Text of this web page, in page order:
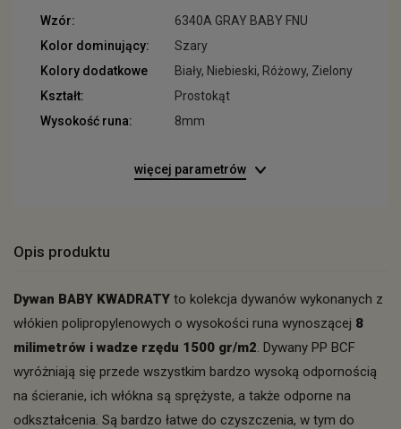
Wzór:
6340A GRAY BABY FNU
Kolor dominujący:
Szary
Kolory dodatkowe
Biały, Niebieski, Różowy, Zielony
Kształt:
Prostokąt
Wysokość runa:
8mm
więcej parametrów
Opis produktu
Dywan BABY KWADRATY to kolekcja dywanów wykonanych z
włókien polipropylenowych o wysokości runa wynoszącej 8
milimetrów i wadze rzędu 1500 gr/m2. Dywany PP BCF
wyróżniają się przede wszystkim bardzo wysoką odpornością
na ścieranie, ich włókna są sprężyste, a także odporne na
odkształcenia. Są bardzo łatwe do czyszczenia, w tym do